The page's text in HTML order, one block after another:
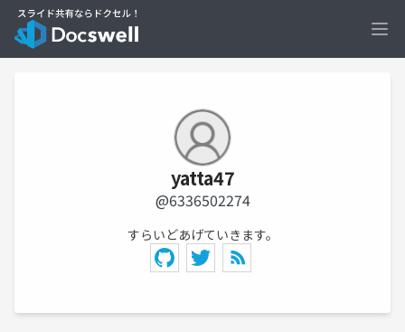
yatta47
@6336502274
すらいどあげていきます。